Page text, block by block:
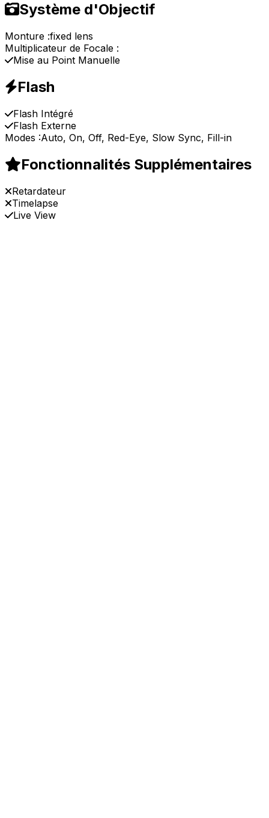
Système d'Objectif
Monture :fixed lens
Multiplicateur de Focale :
Mise au Point Manuelle
Flash
Flash Intégré
Flash Externe
Modes :Auto, On, Off, Red-Eye, Slow Sync, Fill-in
Fonctionnalités Supplémentaires
Retardateur
Timelapse
Live View